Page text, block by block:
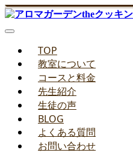
TOP
教室について
コースと料金
先生紹介
生徒の声
BLOG
よくある質問
お問い合わせ